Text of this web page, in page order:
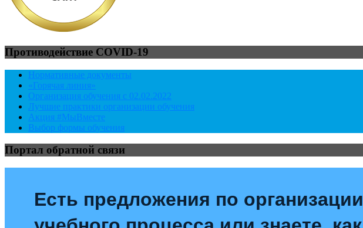
Противодействие COVID-19
Нормативные документы
«Горячая линия»
Организация обучения с 02.02.2022
Лучшие практики организации обучения
Акция #МыВместе
Выбор формы обучения
Портал обратной связи
Есть предложения по организации